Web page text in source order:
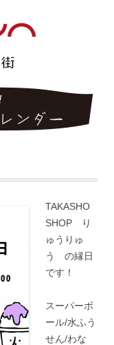
TAKASHO
SHOP り
ゅうりゅ
う の縁日
です！
スーパーボ
ール/水ふう
せん/わな